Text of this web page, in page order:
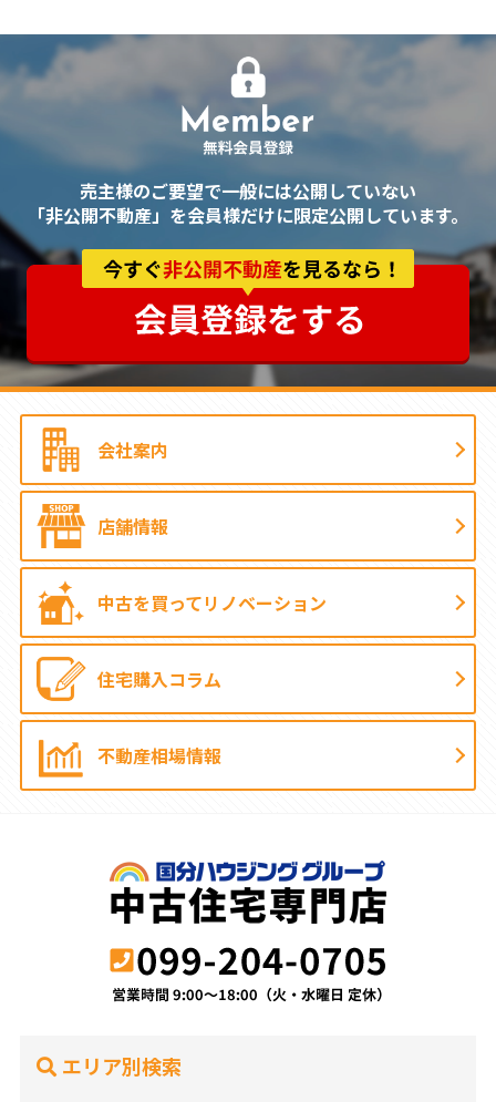
売主様のご要望で一般には公開していない
「非公開不動産」を会員様だけに限定公開しています。
会社案内
店舗情報
中古を買ってリノベーション
住宅購入コラム
不動産相場情報
エリア別検索